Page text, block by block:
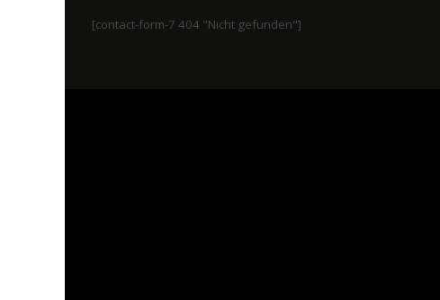
[contact-form-7 404 "Nicht gefunden"]